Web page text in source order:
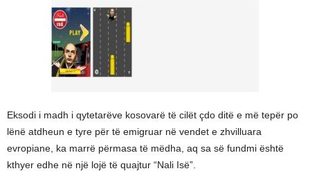
Eksodi i madh i qytetarëve kosovarë të cilët çdo ditë e më tepër po
lënë atdheun e tyre për të emigruar në vendet e zhvilluara
evropiane, ka marrë përmasa të mëdha, aq sa së fundmi është
kthyer edhe në një lojë të quajtur “Nali Isë”.